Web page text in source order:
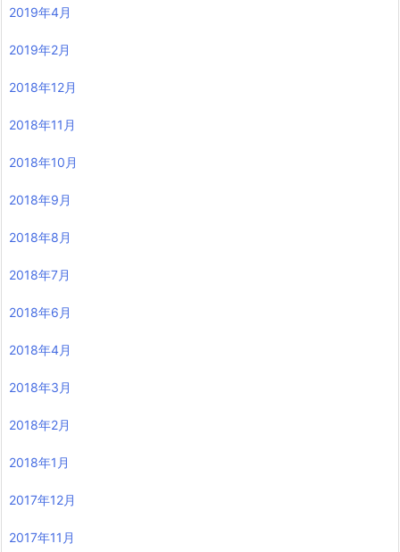
2019年4月
2019年2月
2018年12月
2018年11月
2018年10月
2018年9月
2018年8月
2018年7月
2018年6月
2018年4月
2018年3月
2018年2月
2018年1月
2017年12月
2017年11月